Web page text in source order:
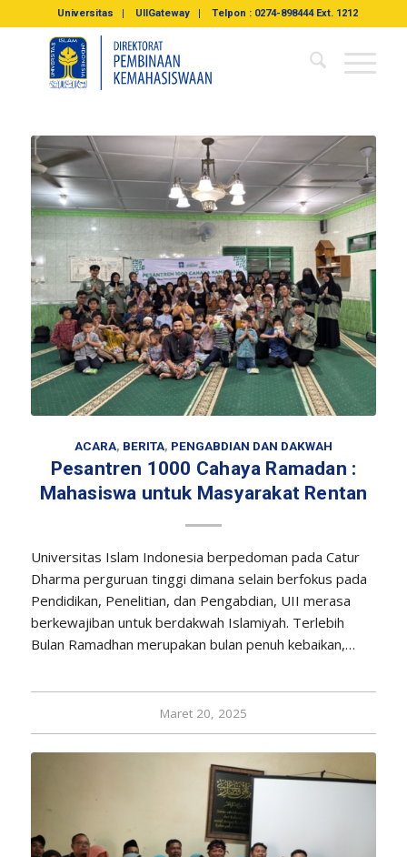
Universitas UIIGateway Telpon : 0274-898444 Ext. 1212
ACARA, BERITA, PENGABDIAN DAN DAKWAH
Pesantren 1000 Cahaya Ramadan :
Mahasiswa untuk Masyarakat Rentan
Universitas Islam Indonesia berpedoman pada Catur
Dharma perguruan tinggi dimana selain berfokus pada
Pendidikan, Penelitian, dan Pengabdian, UII merasa
berkewajiban untuk berdakwah Islamiyah. Terlebih
Bulan Ramadhan merupakan bulan penuh kebaikan,…
Maret 20, 2025